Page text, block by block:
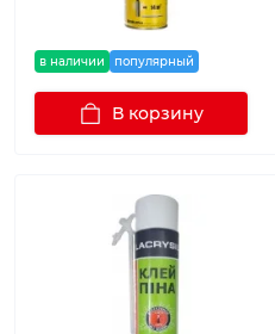
в наличии популярный
В корзину